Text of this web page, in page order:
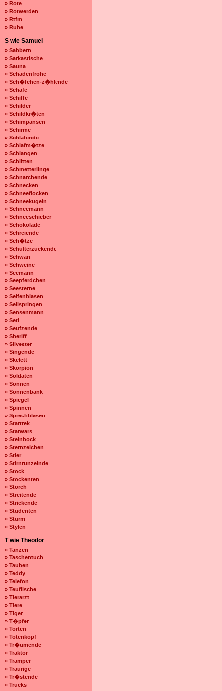
» Rote
» Rotwerden
» Rtfm
» Ruhe
S wie Samuel
» Sabbern
» Sarkastische
» Sauna
» Schadenfrohe
» Sch�fchen-z�hlende
» Schafe
» Schiffe
» Schilder
» Schildkr�ten
» Schimpansen
» Schirme
» Schlafende
» Schlafm�tze
» Schlangen
» Schlitten
» Schmetterlinge
» Schnarchende
» Schnecken
» Schneeflocken
» Schneekugeln
» Schneemann
» Schneeschieber
» Schokolade
» Schreiende
» Sch�tze
» Schulterzuckende
» Schwan
» Schweine
» Seemann
» Seepferdchen
» Seesterne
» Seifenblasen
» Seilspringen
» Sensenmann
» Seti
» Seufzende
» Sheriff
» Silvester
» Singende
» Skelett
» Skorpion
» Soldaten
» Sonnen
» Sonnenbank
» Spiegel
» Spinnen
» Sprechblasen
» Startrek
» Starwars
» Steinbock
» Sternzeichen
» Stier
» Stirnrunzelnde
» Stock
» Stockenten
» Storch
» Streitende
» Strickende
» Studenten
» Sturm
» Stylen
T wie Theodor
» Tanzen
» Taschentuch
» Tauben
» Teddy
» Telefon
» Teuflische
» Tierarzt
» Tiere
» Tiger
» T�pfer
» Torten
» Totenkopf
» Tr�umende
» Traktor
» Tramper
» Traurige
» Tr�stende
» Trucks